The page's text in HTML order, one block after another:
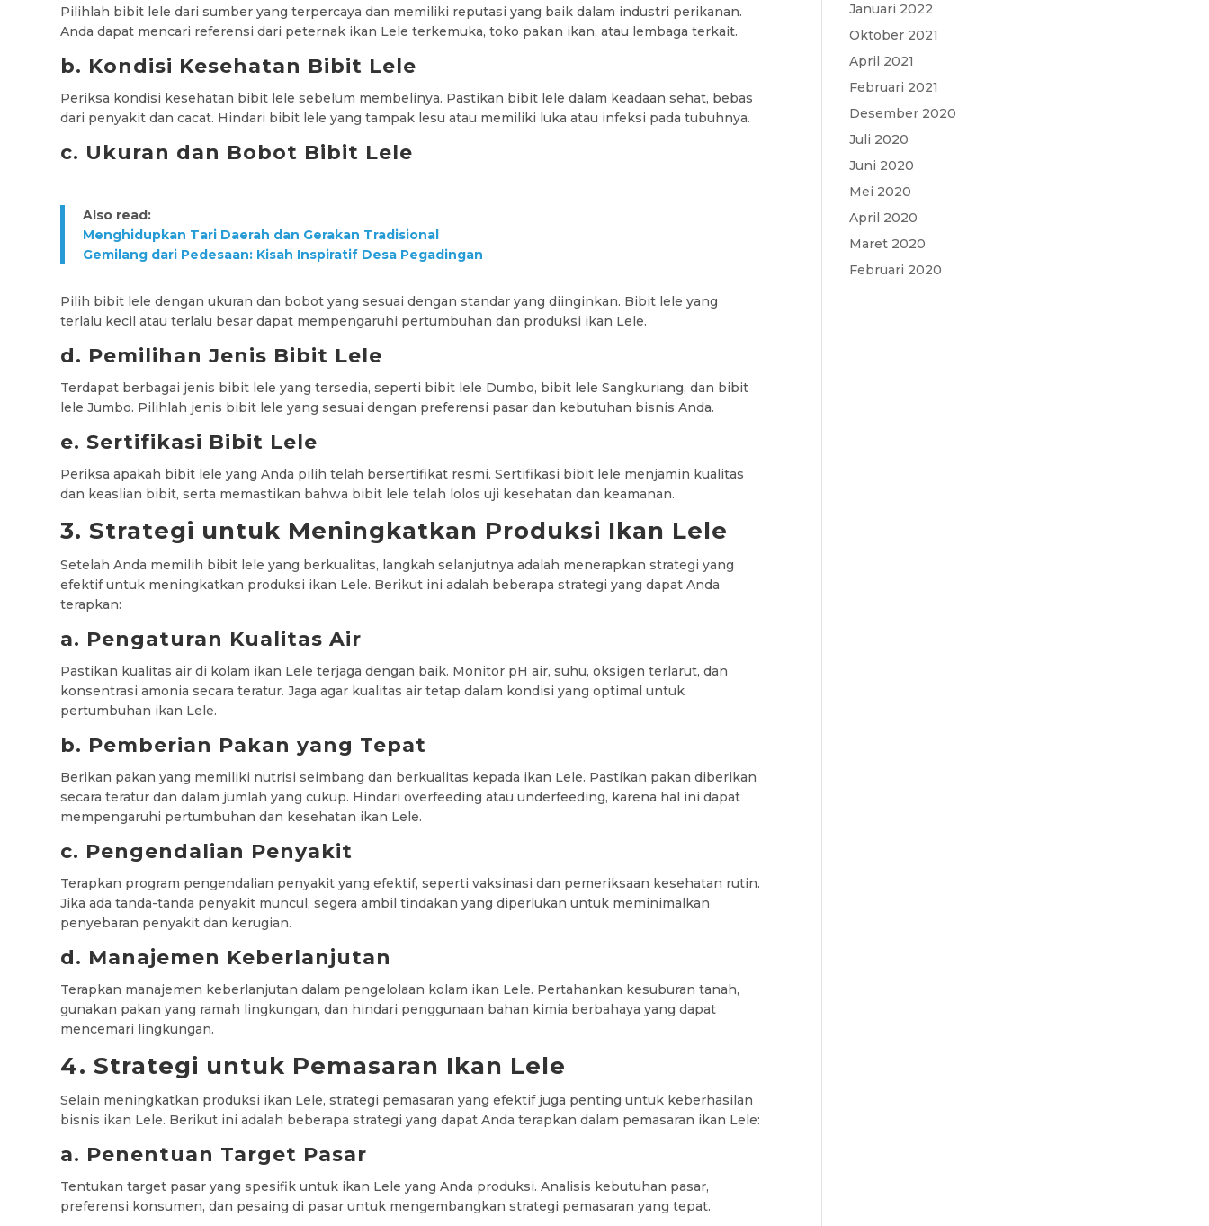
Pilihlah bibit lele dari sumber yang terpercaya dan memiliki reputasi yang baik dalam industri perikanan.
Anda dapat mencari referensi dari peternak ikan Lele terkemuka, toko pakan ikan, atau lembaga terkait.
b. Kondisi Kesehatan Bibit Lele
Periksa kondisi kesehatan bibit lele sebelum membelinya. Pastikan bibit lele dalam keadaan sehat, bebas
dari penyakit dan cacat. Hindari bibit lele yang tampak lesu atau memiliki luka atau infeksi pada tubuhnya.
c. Ukuran dan Bobot Bibit Lele
Also read:
Menghidupkan Tari Daerah dan Gerakan Tradisional
Gemilang dari Pedesaan: Kisah Inspiratif Desa Pegadingan
Pilih bibit lele dengan ukuran dan bobot yang sesuai dengan standar yang diinginkan. Bibit lele yang
terlalu kecil atau terlalu besar dapat mempengaruhi pertumbuhan dan produksi ikan Lele.
d. Pemilihan Jenis Bibit Lele
Terdapat berbagai jenis bibit lele yang tersedia, seperti bibit lele Dumbo, bibit lele Sangkuriang, dan bibit
lele Jumbo. Pilihlah jenis bibit lele yang sesuai dengan preferensi pasar dan kebutuhan bisnis Anda.
e. Sertifikasi Bibit Lele
Periksa apakah bibit lele yang Anda pilih telah bersertifikat resmi. Sertifikasi bibit lele menjamin kualitas
dan keaslian bibit, serta memastikan bahwa bibit lele telah lolos uji kesehatan dan keamanan.
3. Strategi untuk Meningkatkan Produksi Ikan Lele
Setelah Anda memilih bibit lele yang berkualitas, langkah selanjutnya adalah menerapkan strategi yang
efektif untuk meningkatkan produksi ikan Lele. Berikut ini adalah beberapa strategi yang dapat Anda
terapkan:
a. Pengaturan Kualitas Air
Pastikan kualitas air di kolam ikan Lele terjaga dengan baik. Monitor pH air, suhu, oksigen terlarut, dan
konsentrasi amonia secara teratur. Jaga agar kualitas air tetap dalam kondisi yang optimal untuk
pertumbuhan ikan Lele.
b. Pemberian Pakan yang Tepat
Berikan pakan yang memiliki nutrisi seimbang dan berkualitas kepada ikan Lele. Pastikan pakan diberikan
secara teratur dan dalam jumlah yang cukup. Hindari overfeeding atau underfeeding, karena hal ini dapat
mempengaruhi pertumbuhan dan kesehatan ikan Lele.
c. Pengendalian Penyakit
Terapkan program pengendalian penyakit yang efektif, seperti vaksinasi dan pemeriksaan kesehatan rutin.
Jika ada tanda-tanda penyakit muncul, segera ambil tindakan yang diperlukan untuk meminimalkan
penyebaran penyakit dan kerugian.
d. Manajemen Keberlanjutan
Terapkan manajemen keberlanjutan dalam pengelolaan kolam ikan Lele. Pertahankan kesuburan tanah,
gunakan pakan yang ramah lingkungan, dan hindari penggunaan bahan kimia berbahaya yang dapat
mencemari lingkungan.
4. Strategi untuk Pemasaran Ikan Lele
Selain meningkatkan produksi ikan Lele, strategi pemasaran yang efektif juga penting untuk keberhasilan
bisnis ikan Lele. Berikut ini adalah beberapa strategi yang dapat Anda terapkan dalam pemasaran ikan Lele:
a. Penentuan Target Pasar
Tentukan target pasar yang spesifik untuk ikan Lele yang Anda produksi. Analisis kebutuhan pasar,
preferensi konsumen, dan pesaing di pasar untuk mengembangkan strategi pemasaran yang tepat.
Januari 2022
Oktober 2021
April 2021
Februari 2021
Desember 2020
Juli 2020
Juni 2020
Mei 2020
April 2020
Maret 2020
Februari 2020